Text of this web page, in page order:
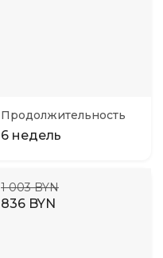
Продолжительность
6 недель
1 003 BYN
836 BYN